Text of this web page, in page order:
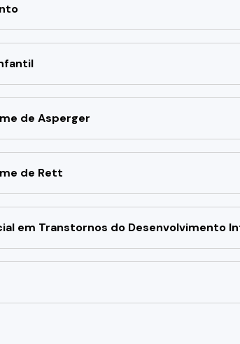
de Asperger
de Rett
em Transtornos do Desenvolvimento